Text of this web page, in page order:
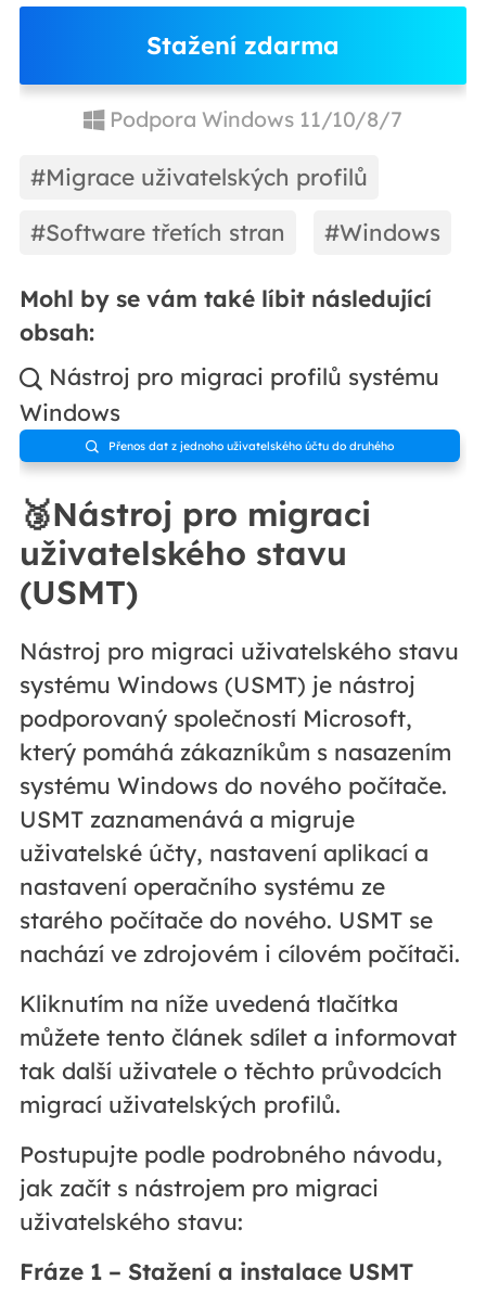
Stažení zdarma
Podpora Windows 11/10/8/7
#Migrace uživatelských profilů
#Software třetích stran
#Windows
Mohl by se vám také líbit následující
obsah:
 Nástroj pro migraci profilů systému
Windows
 Přenos dat z jednoho uživatelského účtu do druhého
🥉Nástroj pro migraci
uživatelského stavu
(USMT)
Nástroj pro migraci uživatelského stavu
systému Windows (USMT) je nástroj
podporovaný společností Microsoft,
který pomáhá zákazníkům s nasazením
systému Windows do nového počítače.
USMT zaznamenává a migruje
uživatelské účty, nastavení aplikací a
nastavení operačního systému ze
starého počítače do nového. USMT se
nachází ve zdrojovém i cílovém počítači.
Kliknutím na níže uvedená tlačítka
můžete tento článek sdílet a informovat
tak další uživatele o těchto průvodcích
migrací uživatelských profilů.
Postupujte podle podrobného návodu,
jak začít s nástrojem pro migraci
uživatelského stavu:
Fráze 1 – Stažení a instalace USMT